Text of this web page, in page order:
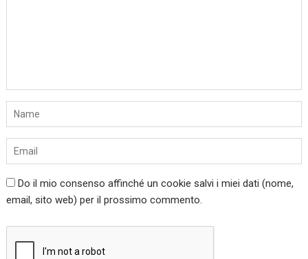
Do il mio consenso affinché un cookie salvi i miei dati (nome,
email, sito web) per il prossimo commento.